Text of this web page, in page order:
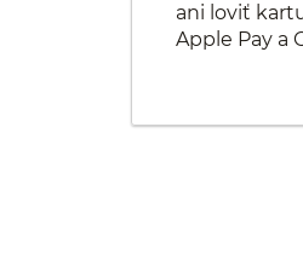
ani loviť
Apple Pay a
tváre.